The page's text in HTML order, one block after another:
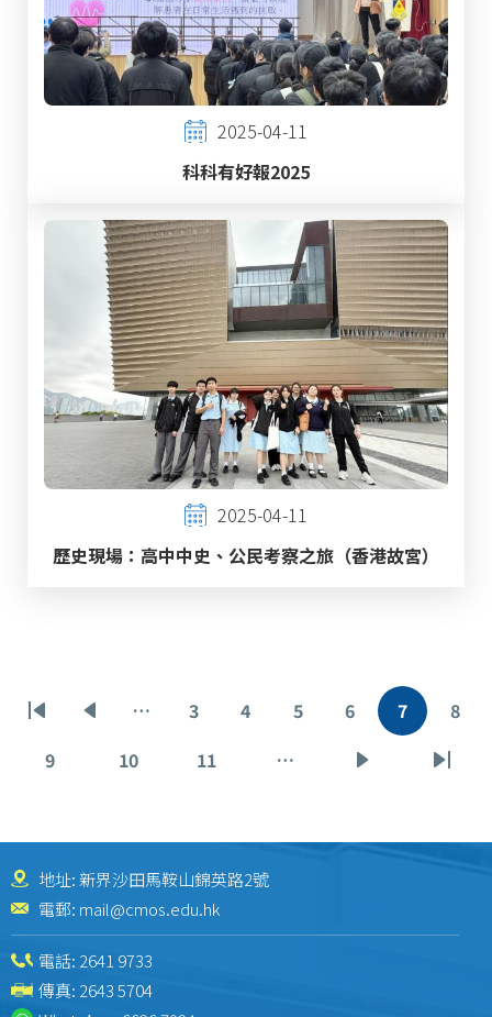
2025-04-11
科科有好報2025
2025-04-11
歷史現場：高中中史、公民考察之旅（香港故宮）
Pagination
First
page
Previous
page
…
Page
3
Page
4
Page
5
Page
6
Current
page
7 8
Page
9
Page
10
Page
11 …
Last
地址: 新界沙田馬鞍山錦英路2號
電郵: mail@cmos.edu.hk
電話: 2641 9733
傳真: 2643 5704